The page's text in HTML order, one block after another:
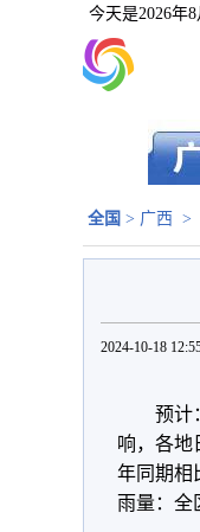
今天是2026年8
全国 > 广西 >
2024-10-18
预计
响，各
年同期相
雨量：全